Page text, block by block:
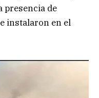
presencia de
instalaron en el